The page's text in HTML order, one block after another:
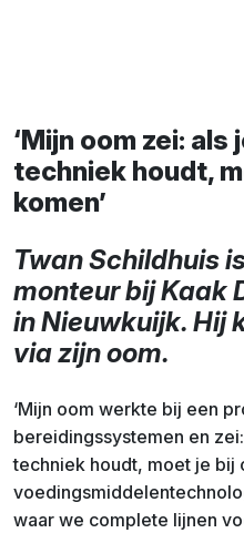
‘Mijn oom zei:
techniek houdt,
komen’
Twan Schildhuis
monteur bij Kaak
in Nieuwkuijk. Hij
via zijn oom.
‘Mijn oom werkte bij een
bereidingssystemen en
techniek houdt, moet je bij
waar we complete lijnen